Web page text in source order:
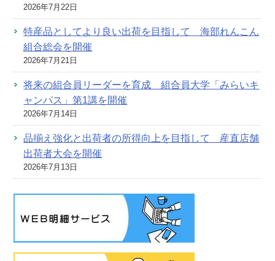
2026年7月22日
特産品としてより良い出荷を目指して 海部れんこん
組合総会を開催
2026年7月21日
将来の組合員リーダーを育成 組合員大学「みらいキ
ャンパス」第1講を開催
2026年7月14日
品揃え強化と出荷者の所得向上を目指して 産直店舗
出荷者大会を開催
2026年7月13日